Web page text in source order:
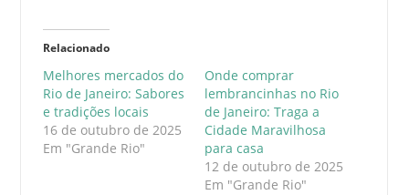
Relacionado
Melhores mercados do
Rio de Janeiro: Sabores
e tradições locais
16 de outubro de 2025
Em "Grande Rio"
Onde comprar
lembrancinhas no Rio
de Janeiro: Traga a
Cidade Maravilhosa
para casa
12 de outubro de 2025
Em "Grande Rio"